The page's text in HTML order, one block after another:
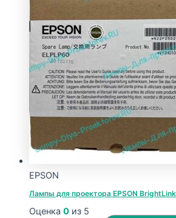
EPSON
Лампы для проектора EPSON
Оценка 0 из 5